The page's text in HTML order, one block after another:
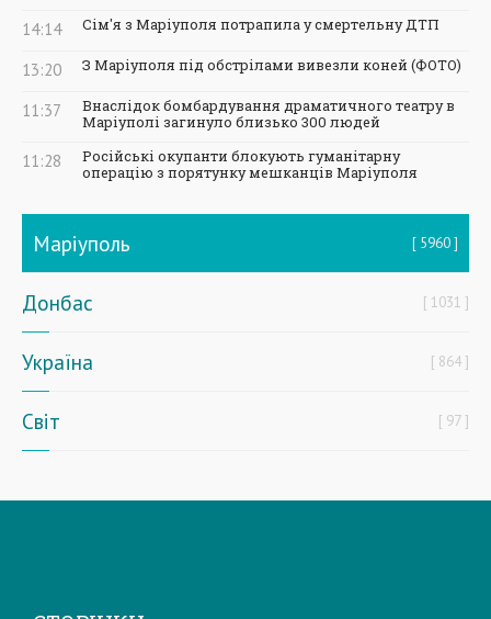
14:14 Сім'я з Маріуполя потрапила у смертельну ДТП
13:20 З Маріуполя під обстрілами вивезли коней (ФОТО)
11:37
Внаслідок бомбардування драматичного театру в
Маріуполі загинуло близько 300 людей
11:28
Російські окупанти блокують гуманітарну
операцію з порятунку мешканців Маріуполя
Маріуполь 5960
Донбас 1031
Україна 864
Світ 97